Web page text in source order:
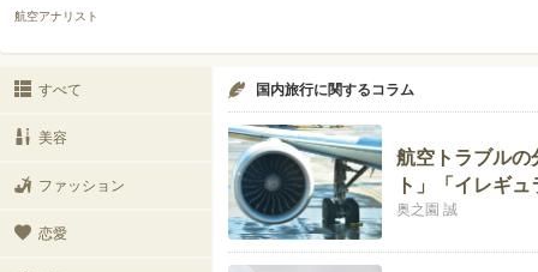
航空アナリスト
すべて
美容
ファッション
恋愛
国内旅行に関するコラム
航空トラブルの
ト」「イレギ
奥之園 誠